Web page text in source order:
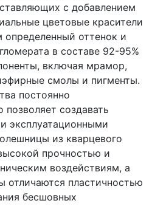
с добавлением
цветовые красители
оттенок и
в составе 92-95%
включая мрамор,
смолы и пигменты.
постоянно
создавать
эксплуатационными
из кварцевого
прочностью и
воздействиям, а
отличаются пластичностью
бесшовных